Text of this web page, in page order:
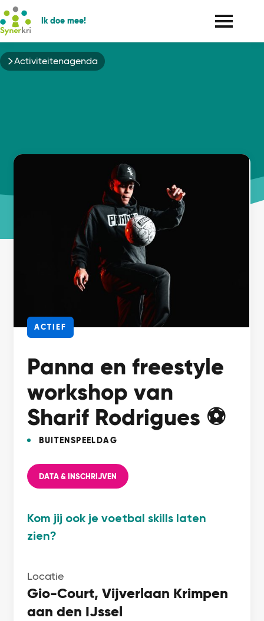
Ik doe mee!
Kruimelpad
Activiteitenagenda
ACTIEF
Panna en freestyle
workshop van
Sharif Rodrigues ⚽
BUITENSPEELDAG
DATA & INSCHRIJVEN
Kom jij ook je voetbal skills laten
zien?
Locatie
Gio-Court, Vijverlaan Krimpen
aan den IJssel